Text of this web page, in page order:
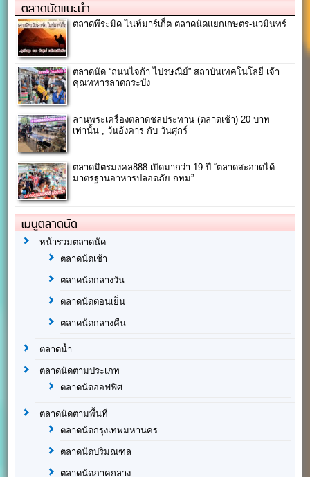
ตลาดนัดแนะนำ
ตลาดพีระมิด ไนท์มาร์เก็ต ตลาดนัดแยกเกษตร-นวมินทร์
ตลาดนัด “ถนนไจก้า ไปรษณีย์” สถาบันเทคโนโลยี เจ้า
คุณทหารลาดกระบัง
ลานพระเครื่องตลาดชลประทาน (ตลาดเช้า) 20 บาท
เท่านั้น , วันอังคาร กับ วันศุกร์
ตลาดมิตรมงคล888 เปิดมากว่า 19 ปี “ตลาดสะอาดได้
มาตรฐานอาหารปลอดภัย กทม”
เมนูตลาดนัด
หน้ารวมตลาดนัด
ตลาดนัดเช้า
ตลาดนัดกลางวัน
ตลาดนัดตอนเย็น
ตลาดนัดกลางคืน
ตลาดน้ำ
ตลาดนัดตามประเภท
ตลาดนัดออฟฟิศ
ตลาดนัดตามพื้นที่
ตลาดนัดกรุงเทพมหานคร
ตลาดนัดปริมณฑล
ตลาดนัดภาคกลาง